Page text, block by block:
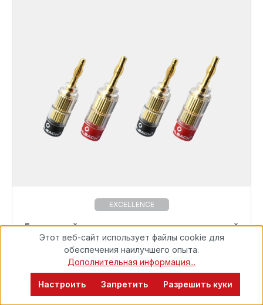
EXCELLENCE
Банановый разъем для громкоговорителей
Готовы к немедленной отправке, срок поставки
48 часов*
59,99 €
Детали
1,5 мм² - 6,0 мм²
Solution Banana
59,99 €*
Этот веб-сайт использует файлы cookie для
обеспечения наилучшего опыта.
Дополнительная информация...
Запретить
Настроить Разрешить куки